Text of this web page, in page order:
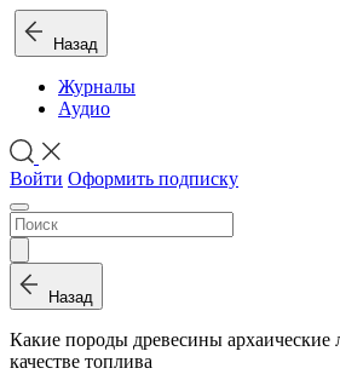
Назад
Журналы
Аудио
Войти Оформить подписку
Назад
Какие породы древесины архаические
качестве топлива